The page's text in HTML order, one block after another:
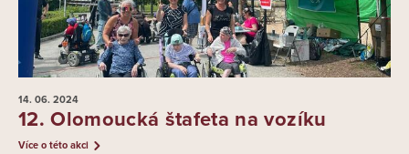
14. 06. 2024
12. Olomoucká štafeta na vozíku
Více o této akci